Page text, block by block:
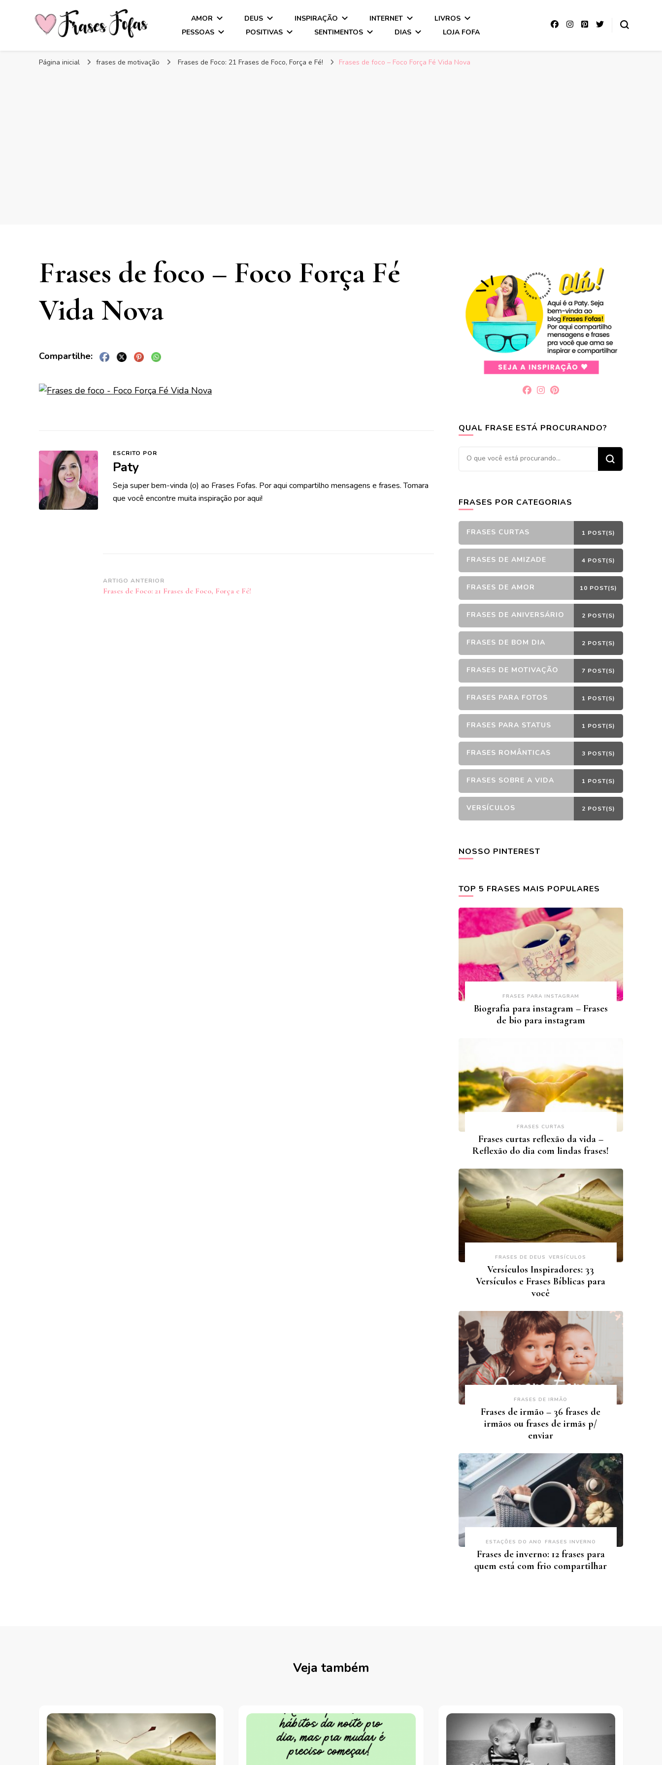
Frases Fofas
AMOR DEUS INSPIRAÇÃO INTERNET
LIVROS
PESSOAS
POSITIVAS SENTIMENTOS DIAS LOJA FOFA
Página inicial frases de motivação Frases de Foco: 21 Frases de Foco, Força e Fé! Frases de foco – Foco Força Fé Vida Nova
Frases de foco – Foco Força Fé
Vida Nova
ESCRITO POR
Paty
Seja super bem-vinda (o) ao Frases Fofas. Por aqui compartilho mensagens e frases. Tomara
que você encontre muita inspiração por aqui!
Navegação
de
ARTIGO ANTERIOR
Frases de Foco: 21 Frases de Foco, Força e Fé!
QUAL FRASE ESTÁ PROCURANDO?
Procurando
algo?
FRASES POR CATEGORIAS
FRASES CURTAS 1 POST(S)
FRASES DE AMIZADE 4 POST(S)
FRASES DE AMOR 10 POST(S)
FRASES DE ANIVERSÁRIO 2 POST(S)
FRASES DE BOM DIA 2 POST(S)
FRASES DE MOTIVAÇÃO 7 POST(S)
FRASES PARA FOTOS 1 POST(S)
FRASES PARA STATUS 1 POST(S)
FRASES ROMÂNTICAS 3 POST(S)
FRASES SOBRE A VIDA 1 POST(S)
VERSÍCULOS 2 POST(S)
NOSSO PINTEREST
TOP 5 FRASES MAIS POPULARES
FRASES PARA INSTAGRAM
Biografia para instagram – Frases
de bio para instagram
FRASES CURTAS
Frases curtas reflexão da vida –
Reflexão do dia com lindas frases!
FRASES DE DEUS VERSÍCULOS
Versículos Inspiradores: 33
Versículos e Frases Bíblicas para
você
FRASES DE IRMÃO
Frases de irmão – 36 frases de
irmãos ou frases de irmãs p/
enviar
ESTAÇÕES DO ANO FRASES INVERNO
Frases de inverno: 12 frases para
quem está com frio compartilhar
Veja também